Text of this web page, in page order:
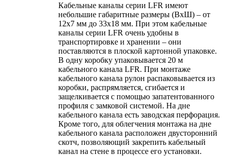
Кабельные каналы серии LFR имеют
небольшие габаритные размеры (ВхШ) – от
12х7 мм до 33х18 мм. При этом кабельные
каналы серии LFR очень удобны в
транспортировке и хранении – они
поставляются в плоской картонной упаковке.
В одну коробку упаковывается 20 м
кабельного канала LFR. При монтаже
кабельного канала рулон распаковывается из
коробки, распрямляется, сгибается и
защелкивается с помощью запатентованного
профиля с замковой системой. На дне
кабельного канала есть заводская перфорация.
Кроме того, для облегчения монтажа на дне
кабельного канала расположен двусторонний
скотч, позволяющий закрепить кабельный
канал на стене в процессе его установки.